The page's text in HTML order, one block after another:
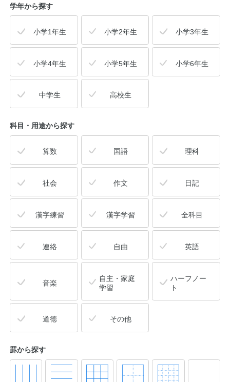
学年から探す
小学1年生 小学2年生 小学3年生
小学4年生 小学5年生 小学6年生
中学生 高校生
科目・用途から探す
算数 国語 理科
社会 作文 日記
漢字練習 漢字学習 全科目
連絡 自由 英語
音楽
自主・家庭
学習
ハーフノー
ト
道徳 その他
罫から探す